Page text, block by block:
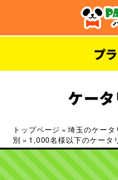
ケー
トップページ »埼玉のケータ
別 » 1,000名様以下のケータ
プ
お1人様4,000円〜
お1人様6,000円〜